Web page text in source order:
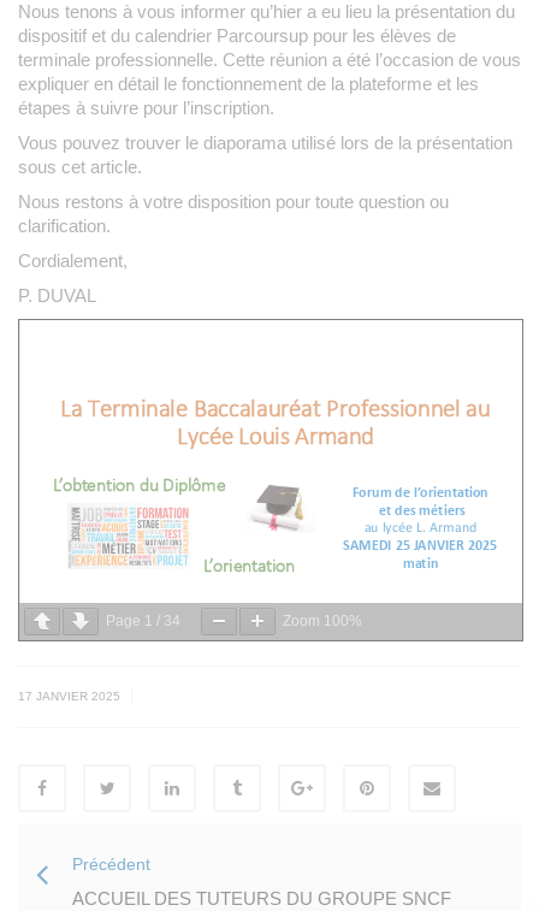
Nous tenons à vous informer qu’hier a eu lieu la présentation du
dispositif et du calendrier Parcoursup pour les élèves de
terminale professionnelle. Cette réunion a été l’occasion de vous
expliquer en détail le fonctionnement de la plateforme et les
étapes à suivre pour l’inscription.
Vous pouvez trouver le diaporama utilisé lors de la présentation
sous cet article.
Nous restons à votre disposition pour toute question ou
clarification.
Cordialement,
P. DUVAL
Page 1 / 34 Zoom 100%
17 JANVIER 2025
Précédent
ACCUEIL DES TUTEURS DU GROUPE SNCF